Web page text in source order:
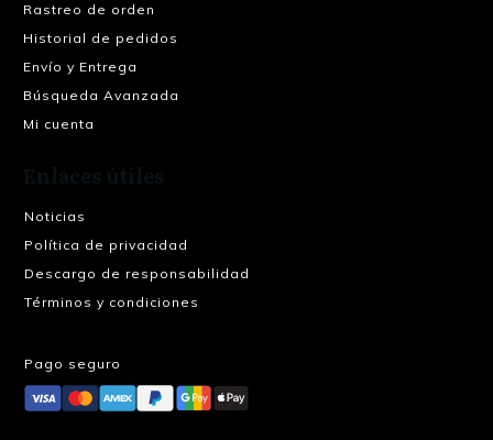
Rastreo de orden
Historial de pedidos
Envío y Entrega
Búsqueda Avanzada
Mi cuenta
Noticias
Política de privacidad
Descargo de responsabilidad
Términos y condiciones
Pago seguro